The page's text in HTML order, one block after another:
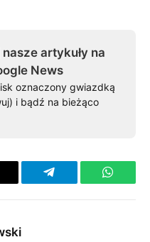
artykuły na
News
oznaczony gwiazdką
i bądź na bieżąco
Telegram